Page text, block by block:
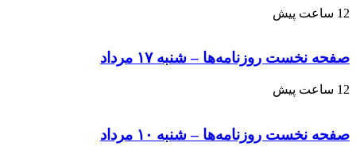
12 ساعت پیش
صفحه نخست روزنامه‌ها – شنبه ۱۷ مرداد
12 ساعت پیش
صفحه نخست روزنامه‌ها – شنبه ۱۰ مرداد